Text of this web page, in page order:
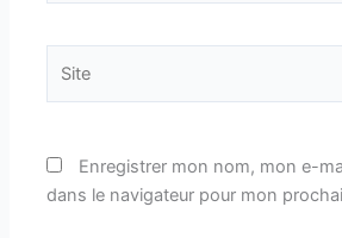
Enregistrer mon nom, mon e-
dans le navigateur pour mon